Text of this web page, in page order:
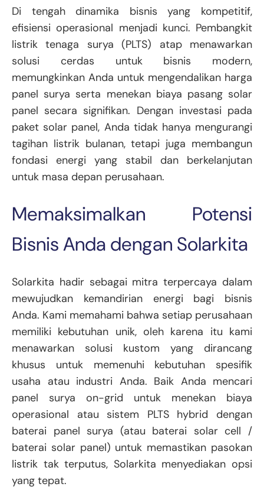
Di tengah dinamika bisnis yang kompetitif,
efisiensi operasional menjadi kunci. Pembangkit
listrik tenaga surya (PLTS) atap menawarkan
solusi cerdas untuk bisnis modern,
memungkinkan Anda untuk mengendalikan harga
panel surya serta menekan biaya pasang solar
panel secara signifikan. Dengan investasi pada
paket solar panel, Anda tidak hanya mengurangi
tagihan listrik bulanan, tetapi juga membangun
fondasi energi yang stabil dan berkelanjutan
untuk masa depan perusahaan.
Memaksimalkan Potensi
Bisnis Anda dengan Solarkita
Solarkita hadir sebagai mitra terpercaya dalam
mewujudkan kemandirian energi bagi bisnis
Anda. Kami memahami bahwa setiap perusahaan
memiliki kebutuhan unik, oleh karena itu kami
menawarkan solusi kustom yang dirancang
khusus untuk memenuhi kebutuhan spesifik
usaha atau industri Anda. Baik Anda mencari
panel surya on-grid untuk menekan biaya
operasional atau sistem PLTS hybrid dengan
baterai panel surya (atau baterai solar cell /
baterai solar panel) untuk memastikan pasokan
listrik tak terputus, Solarkita menyediakan opsi
yang tepat.